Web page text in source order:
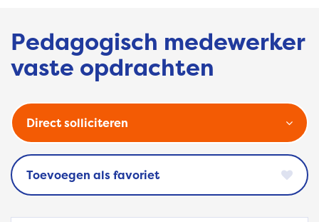
Pedagogisch medewerker
vaste opdrachten
Direct solliciteren
favoriet